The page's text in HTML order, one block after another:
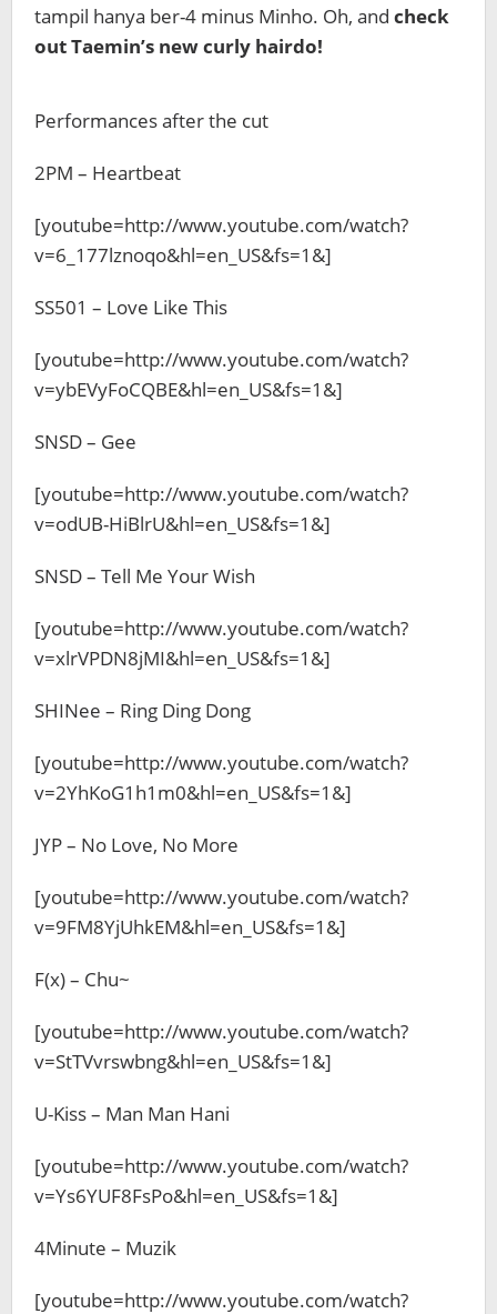
tampil hanya ber-4 minus Minho. Oh, and check
out Taemin’s new curly hairdo!
Performances after the cut
2PM – Heartbeat
[youtube=http://www.youtube.com/watch?
v=6_177lznoqo&hl=en_US&fs=1&]
SS501 – Love Like This
[youtube=http://www.youtube.com/watch?
v=ybEVyFoCQBE&hl=en_US&fs=1&]
SNSD – Gee
[youtube=http://www.youtube.com/watch?
v=odUB-HiBlrU&hl=en_US&fs=1&]
SNSD – Tell Me Your Wish
[youtube=http://www.youtube.com/watch?
v=xlrVPDN8jMI&hl=en_US&fs=1&]
SHINee – Ring Ding Dong
[youtube=http://www.youtube.com/watch?
v=2YhKoG1h1m0&hl=en_US&fs=1&]
JYP – No Love, No More
[youtube=http://www.youtube.com/watch?
v=9FM8YjUhkEM&hl=en_US&fs=1&]
F(x) – Chu~
[youtube=http://www.youtube.com/watch?
v=StTVvrswbng&hl=en_US&fs=1&]
U-Kiss – Man Man Hani
[youtube=http://www.youtube.com/watch?
v=Ys6YUF8FsPo&hl=en_US&fs=1&]
4Minute – Muzik
[youtube=http://www.youtube.com/watch?